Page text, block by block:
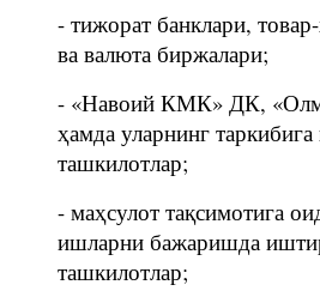
- тижорат банклари,
ва валюта биржалари;
- «Навоий КМК» ДК,
ҳамда уларнинг
ташкилотлар;
- маҳсулот тақсимотига
ишларни бажаришда
ташкилотлар;